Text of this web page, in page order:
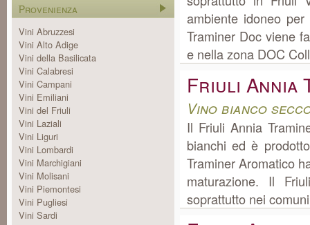
Provenienza
Vini Abruzzesi
Vini Alto Adige
Vini della Basilicata
Vini Calabresi
Vini Campani
Vini Emiliani
Vini del Friuli
Vini Laziali
Vini Liguri
Vini Lombardi
Vini Marchigiani
Vini Molisani
Vini Piemontesi
Vini Pugliesi
Vini Sardi
ambiente idoneo
Traminer Doc viene
e nella zona DOC
Friuli Annia
Vino bianco
Il Friuli Annia
bianchi ed è
Traminer Aromatico
maturazione. Il
soprattutto nei